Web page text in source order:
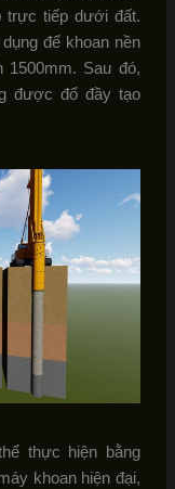
trực tiếp dưới đất.
để khoan nền
Sau đó,
được đổ đầy tạo
thực hiện bằng
khoan hiện đại,